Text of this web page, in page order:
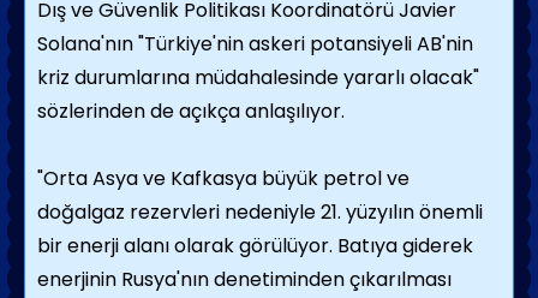
Dış ve Güvenlik Politikası Koordinatörü Javier
Solana'nın "Türkiye'nin askeri potansiyeli AB'nin
kriz durumlarına müdahalesinde yararlı olacak"
sözlerinden de açıkça anlaşılıyor.
"Orta Asya ve Kafkasya büyük petrol ve
doğalgaz rezervleri nedeniyle 21. yüzyılın önemli
bir enerji alanı olarak görülüyor. Batıya giderek
enerjinin Rusya'nın denetiminden çıkarılması